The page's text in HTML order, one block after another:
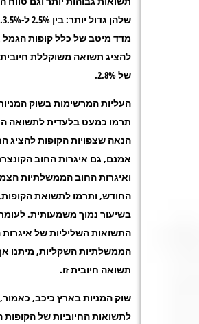
מדד מיטב של כלל קופות הגמל
להציג תשואה משוקללת
של 2.8%.
העליות המרשימות בשוק
תרמו כמעט בלעדית לתשואה
הנאה שצפויות הקופות להציג
אמנם, גם איגרות החוב
ואיגרות החוב הממשלתיות
החודש, ותרמו לתשואת
בשיעור נמוך משמעותית.
התשואות השליליות של
הממשלתיות השקליות, מיתנו
תשואה חיובית זו.
שוק המניות בארץ כיכב,
לתשואות החיוביות של